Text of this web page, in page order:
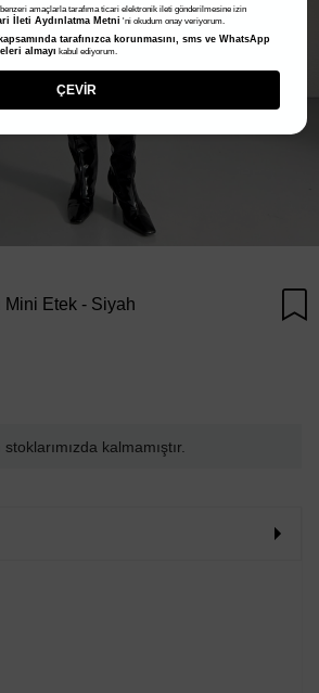
Mini Etek - Siyah
kalmamıştır.
amaçlarla tarafıma ticari elektronik ileti gönderilmesine izin
İleti Aydınlatma Metni 'ni okudum onay veriyorum.
tarafınızca korunmasını, sms ve WhatsApp
almayı kabul ediyorum.
ÇEVİR